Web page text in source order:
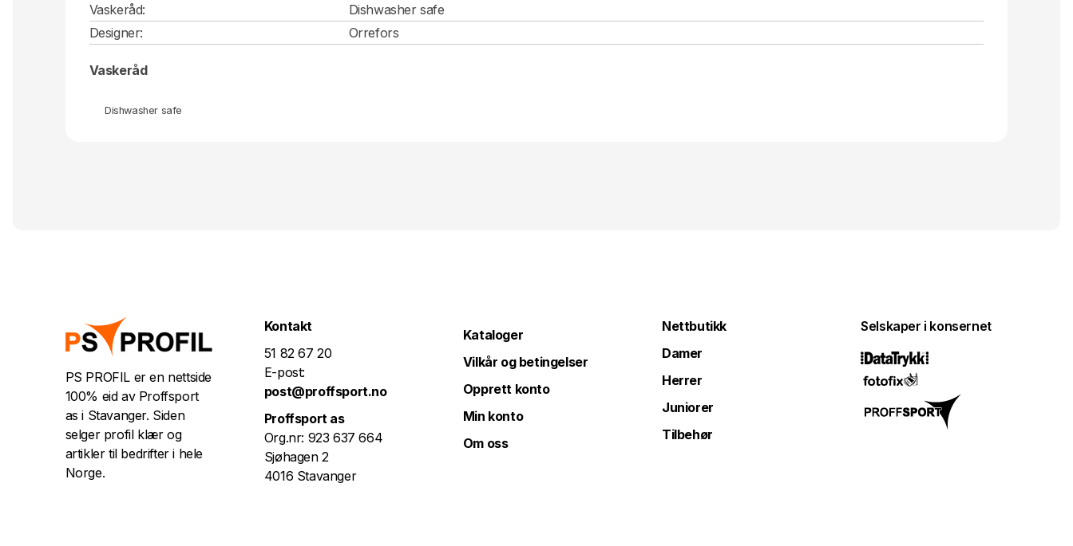
Vaskeråd:
Dishwasher safe
Designer:
Orrefors
Vaskeråd
Dishwasher safe
PS PROFIL er en nettside
100% eid av Proffsport
as i Stavanger. Siden
selger profil klær og
artikler til bedrifter i hele
Norge.
Kontakt
51 82 67 20
E-post:
post@proffsport.no
Proffsport as
Org.nr: 923 637 664
Sjøhagen 2
4016 Stavanger
Kataloger
Vilkår og betingelser
Opprett konto
Min konto
Om oss
Nettbutikk
Damer
Herrer
Juniorer
Tilbehør
Selskaper i konsernet